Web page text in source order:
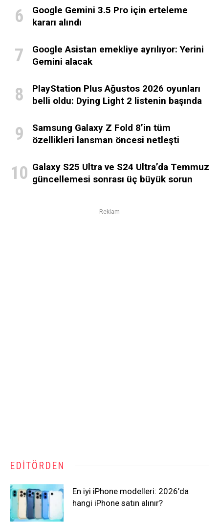
Google Gemini 3.5 Pro için erteleme
kararı alındı
Google Asistan emekliye ayrılıyor: Yerini
Gemini alacak
PlayStation Plus Ağustos 2026 oyunları
belli oldu: Dying Light 2 listenin başında
Samsung Galaxy Z Fold 8’in tüm
özellikleri lansman öncesi netleşti
Galaxy S25 Ultra ve S24 Ultra’da Temmuz
güncellemesi sonrası üç büyük sorun
Reklam
EDITÖRDEN
En iyi iPhone modelleri: 2026’da
hangi iPhone satın alınır?